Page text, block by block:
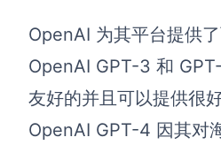
OpenAI 为其平台提供了
OpenAI GPT-3 和
友好的并且可以提供很好
OpenAI GPT-4 因其对